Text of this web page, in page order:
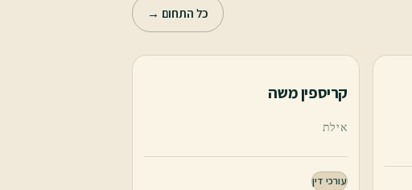
כל התחום →
קריספין משה
אילת
עורכי דין